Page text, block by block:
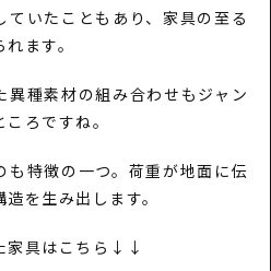
いたこともあり、家具の至る
ます。
種素材の組み合わせもジャン
ろですね。
特徴の一つ。荷重が地面に伝
を生み出します。
家具はこちら↓↓